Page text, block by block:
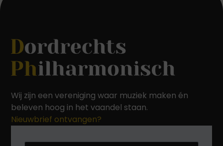
Wij zijn een vereniging waar muziek maken én
beleven hoog in het vaandel staan.
Nieuwbrief ontvangen?